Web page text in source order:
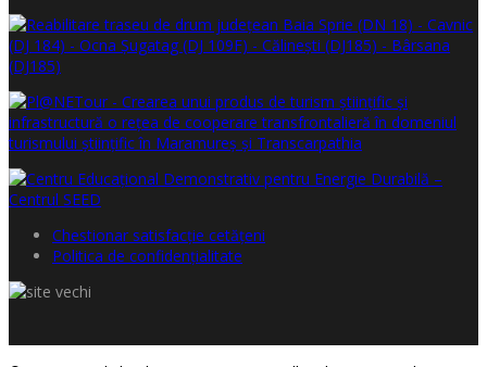
Chestionar satisfacţie cetăţeni
Politica de confidențialitate